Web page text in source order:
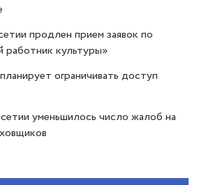
продлен прием заявок по
работник культуры»
ограничивать доступ
уменьшилось число жалоб на